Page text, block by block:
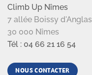
Climb Up Nîmes
7 allée Boissy d'Anglas
30 000 Nîmes
Tél : 04 66 21 16 54
NOUS CONTACTER